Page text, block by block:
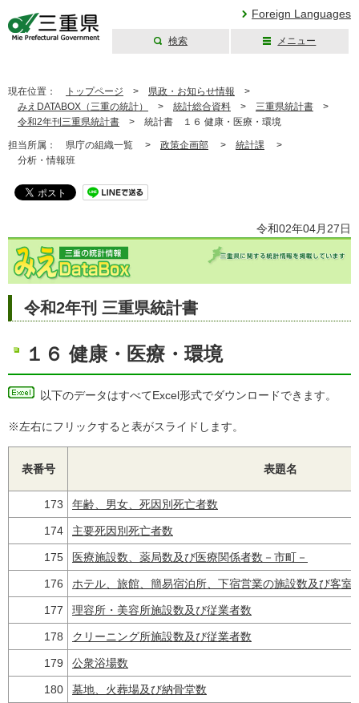
Foreign Languages
検索 メニュー
現在位置： トップページ > 県政・お知らせ情報 >
みえDATABOX（三重の統計）
> 統計総合資料 > 三重県統計書 >
令和2年刊三重県統計書 > 統計書 １６ 健康・医療・環境
担当所属： 県庁の組織一覧 > 政策企画部 > 統計課 >
分析・情報班
令和02年04月27日
令和2年刊 三重県統計書
１６ 健康・医療・環境
以下のデータはすべてExcel形式でダウンロードできます。
※左右にフリックすると表がスライドします。
表番号 表題名
173 年齢、男女、死因別死亡者数
174 主要死因別死亡者数
175 医療施設数、薬局数及び医療関係者数－市町－
176 ホテル、旅館、簡易宿泊所、下宿営業の施設数及び客室
177 理容所・美容所施設数及び従業者数
178 クリーニング所施設数及び従業者数
179 公衆浴場数
180 墓地、火葬場及び納骨堂数